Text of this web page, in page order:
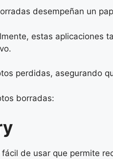
desempeñan un
estas aplicaciones
perdidas, asegurando
borradas:
de usar que permite